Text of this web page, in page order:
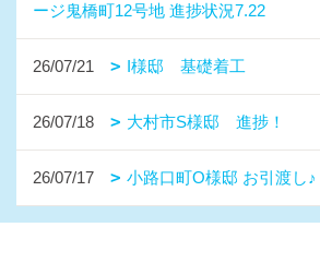
ージ鬼橋町12号地 進捗状況7.22
26/07/21 I様邸 基礎着工
26/07/18 大村市S様邸 進捗！
26/07/17 小路口町O様邸 お引渡し♪